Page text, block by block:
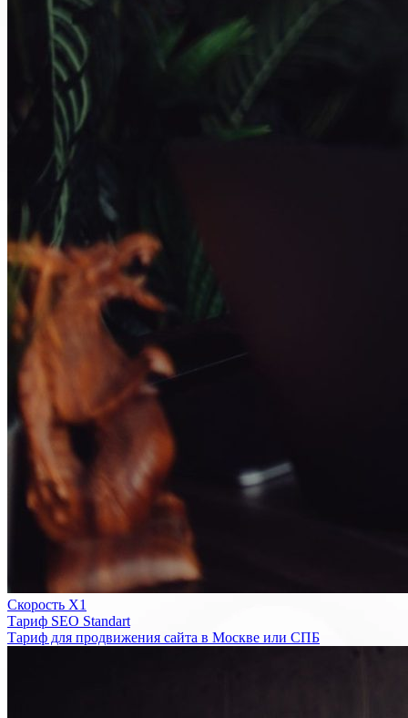
Скорость Х1
Тариф SEO Standart
Тариф для продвижения сайта в Москве или СПБ